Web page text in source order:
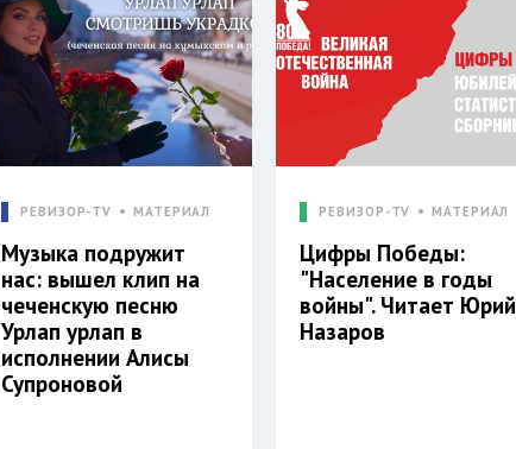
РЕВИЗОР-TV МАТЕРИАЛ
Музыка подружит
нас: вышел клип на
чеченскую песню
Урлап урлап в
исполнении Алисы
Супроновой
РЕВИЗОР-TV МАТЕРИАЛ
Цифры Победы:
"Население в годы
войны". Читает Юрий
Назаров